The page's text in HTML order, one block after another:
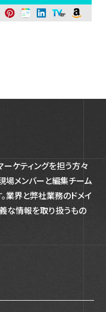
ケティングを担う方々
場メンバーと編集チーム
業界と弊社業務のドメイ
な情報を取り扱うもの